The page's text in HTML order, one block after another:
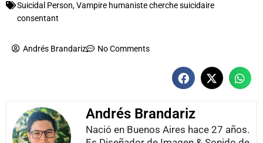
Suicidal Person,Vampire humaniste cherche suicidaire
consentant
Andrés Brandariz No Comments
Andrés Brandariz
Nació en Buenos Aires hace 27 años.